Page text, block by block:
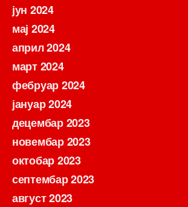
јун 2024
мај 2024
април 2024
март 2024
фебруар 2024
јануар 2024
децембар 2023
новембар 2023
октобар 2023
септембар 2023
август 2023